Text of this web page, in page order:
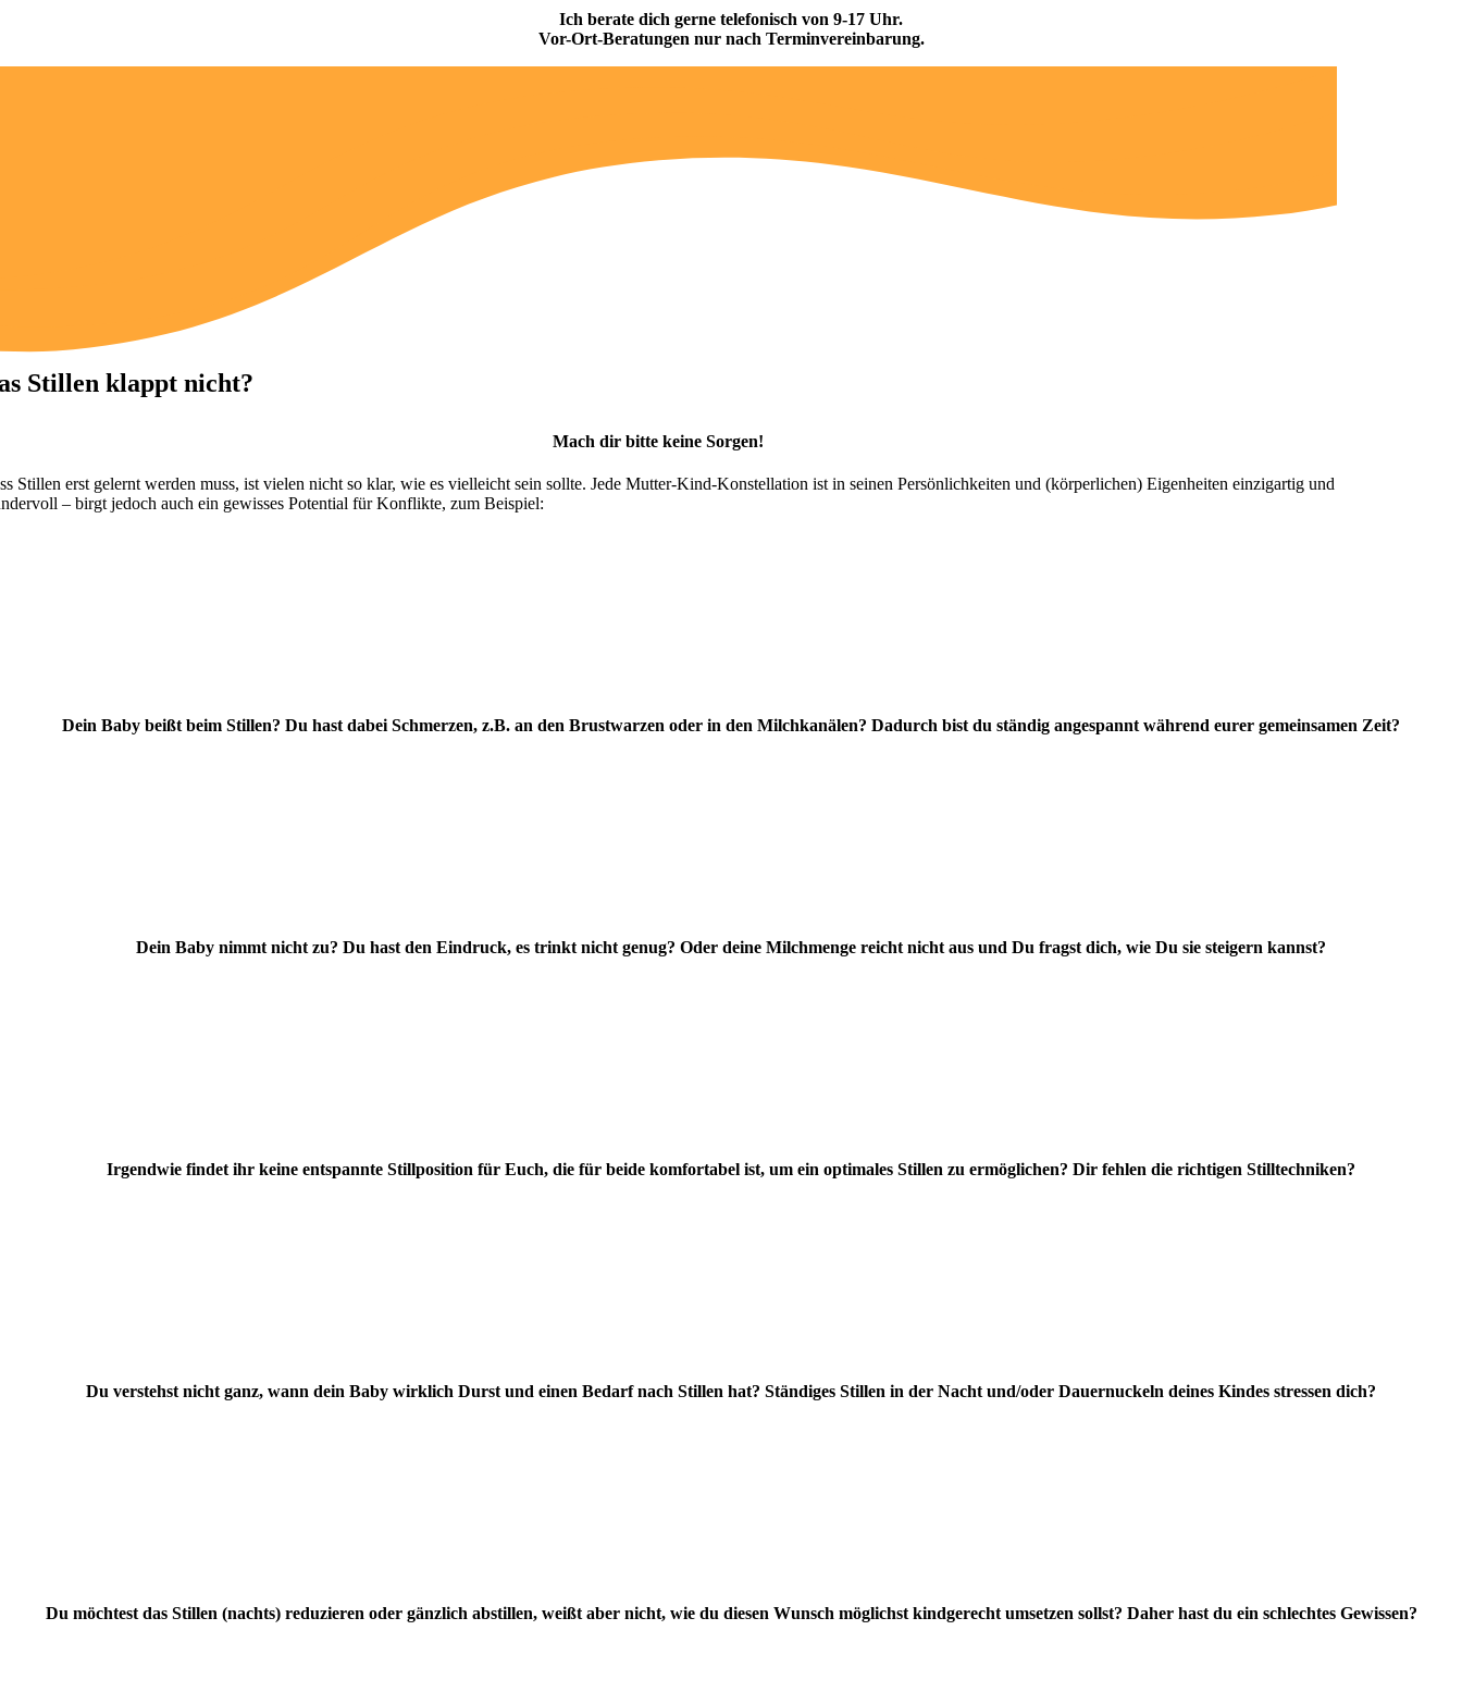
Ich berate dich gerne telefonisch von 9-17 Uhr.
Vor-Ort-Beratungen nur nach Terminvereinbarung.
Stillen klappt nicht?
Mach dir bitte keine Sorgen!
Stillen erst gelernt werden muss, ist vielen nicht so klar, wie es vielleicht sein sollte. Jede Mutter-Kind-Konstellation ist in seinen Persönlichkeiten und (körperlichen) Eigenheiten einzigartig und
– birgt jedoch auch ein gewisses Potential für Konflikte, zum Beispiel:
Dein Baby beißt beim Stillen? Du hast dabei Schmerzen, z.B. an den Brustwarzen oder in den Milchkanälen? Dadurch bist du ständig angespannt während eurer gemeinsamen Zeit?
Dein Baby nimmt nicht zu? Du hast den Eindruck, es trinkt nicht genug? Oder deine Milchmenge reicht nicht aus und Du fragst dich, wie Du sie steigern kannst?
Irgendwie findet ihr keine entspannte Stillposition für Euch, die für beide komfortabel ist, um ein optimales Stillen zu ermöglichen? Dir fehlen die richtigen Stilltechniken?
Du verstehst nicht ganz, wann dein Baby wirklich Durst und einen Bedarf nach Stillen hat? Ständiges Stillen in der Nacht und/oder Dauernuckeln deines Kindes stressen dich?
Du möchtest das Stillen (nachts) reduzieren oder gänzlich abstillen, weißt aber nicht, wie du diesen Wunsch möglichst kindgerecht umsetzen sollst? Daher hast du ein schlechtes Gewissen?